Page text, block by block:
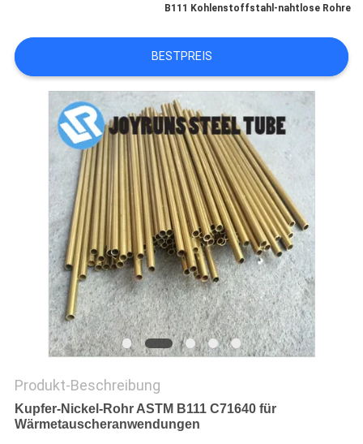
EIN
ZITAT
SEITENVERZEICHNIS
DATENSCHUTZ-
BESTIMMUNGEN
B111 Kohlenstoffstahl-nahtlose Rohre
BESTPREIS
Produkt-Beschreibung
Kupfer-Nickel-Rohr ASTM B111 C71640 für
Wärmetauscheranwendungen